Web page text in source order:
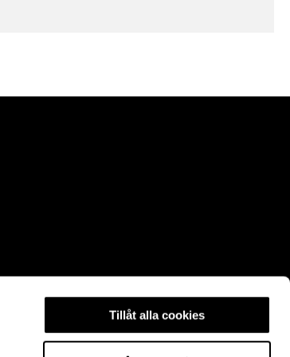
Tillåt alla cookies